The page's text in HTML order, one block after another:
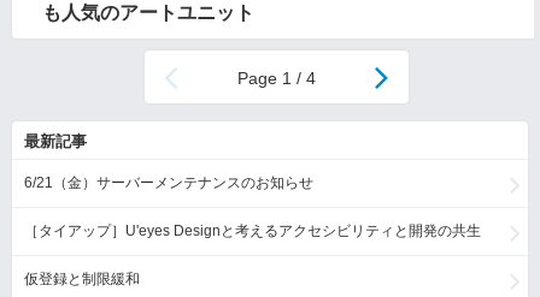
も人気のアートユニット
1 / 4
最新記事
6/21（金）サーバーメンテナンスのお知らせ
［タイアップ］U'eyes Designと考えるアクセシビリティと開発の共生
仮登録と制限緩和